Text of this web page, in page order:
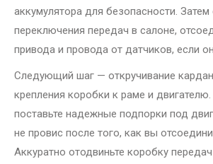
аккумулятора для безопасности. Затем
переключения передач в салоне,
привода и провода от датчиков, если
Следующий шаг — откручивание
крепления коробки к раме и
поставьте надежные подпорки под
не провис после того, как вы
Аккуратно отодвиньте коробку